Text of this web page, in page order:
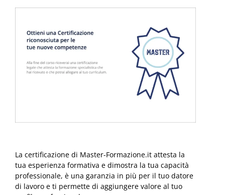
La certificazione di Master-Formazione.it attesta la
tua esperienza formativa e dimostra la tua capacità
professionale, è una garanzia in più per il tuo datore
di lavoro e ti permette di aggiungere valore al tuo